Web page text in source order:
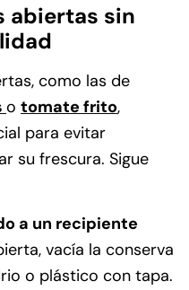
abiertas sin
como las de
o tomate frito,
para evitar
su frescura. Sigue
a un recipiente
vacía la conserva
o plástico con tapa.